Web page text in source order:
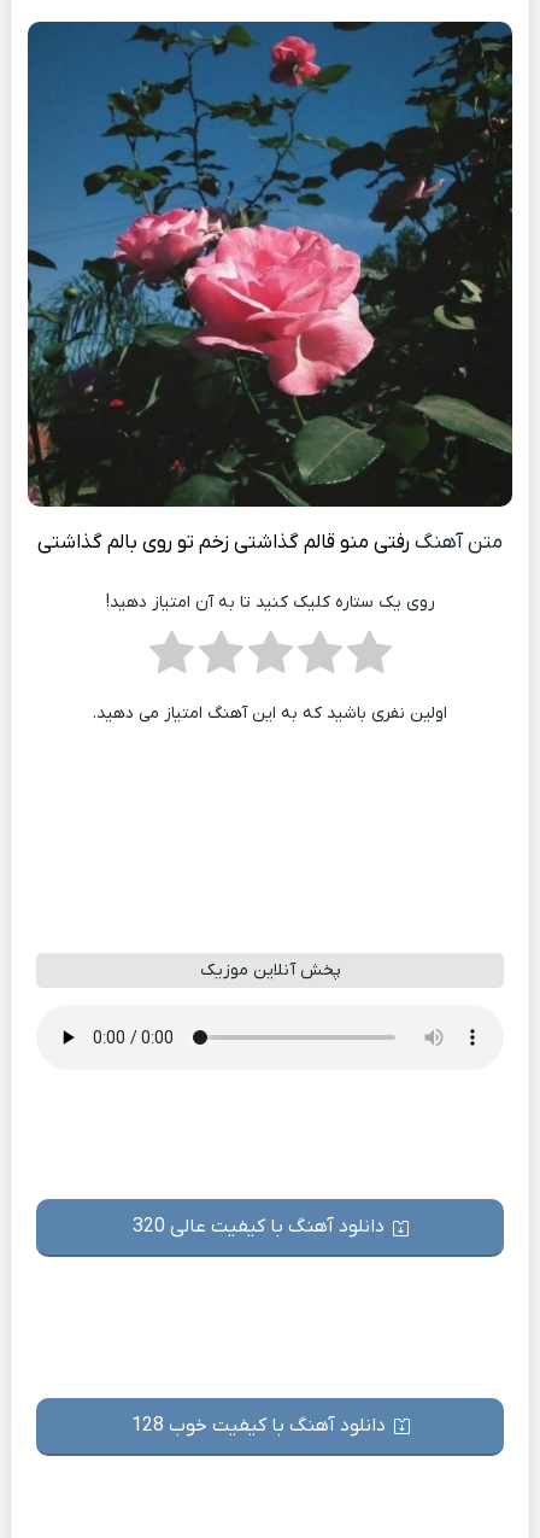
متن آهنگ رفتی منو قالم گذاشتی زخم تو روی بالم گذاشتی
روی یک ستاره کلیک کنید تا به آن امتیاز دهید!
اولین نفری باشید که به این آهنگ امتیاز می دهید.
پخش آنلاین موزیک
دانلود آهنگ با کیفیت عالی 320
دانلود آهنگ با کیفیت خوب 128